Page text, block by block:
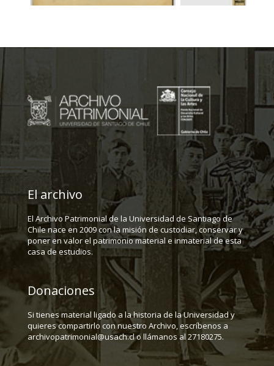
El archivo
El Archivo Patrimonial de la Universidad de Santiago de
Chile nace en 2009 con la misión de custodiar, conservar y
poner en valor el patrimonio material e inmaterial de esta
casa de estudios.
Donaciones
Si tienes material ligado a la historia de la Universidad y
quieres compartirlo con nuestro Archivo, escríbenos a
archivopatrimonial@usach.cl o llámanos al 27180275.